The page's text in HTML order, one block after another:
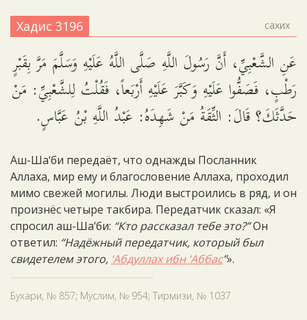
Хадис 3196 сахих
عَنِ الشَّعْبِيِّ، أَنَّ رَسُولَ اللَّهِ صَلَّى اللَّهُ عَلَيْهِ وَسَلَّمَ مَرَّ بِقَبْرٍ
رَطْبٍ، فَصَفُّوا عَلَيْهِ وَكَبَّرَ عَلَيْهِ أَرْبَعاً، فَقُلْتُ لِلشَّعْبِيِّ: مَنْ
حَدَّثَكَ؟ قَالَ: الثِّقَةُ مَنْ شَهِدَهُ: عَبْدُ اللَّهِ بْنُ عَبَّاسٍ.
Аш-Ша‘би передаёт, что однажды Посланник
Аллаха, мир ему и благословение Аллаха, проходил
мимо свежей могилы. Люди выстроились в ряд, и он
произнёс четыре такбира. Передатчик сказал: «Я
спросил аш-Ша‘би: “Кто рассказал тебе это?”Он
ответил: “Надёжный передатчик, который был
свидетелем этого, ‘Абдуллах ибн ‘Аббас”».
Бухари, № 857; Муслим, № 954; Тирмизи, № 1037